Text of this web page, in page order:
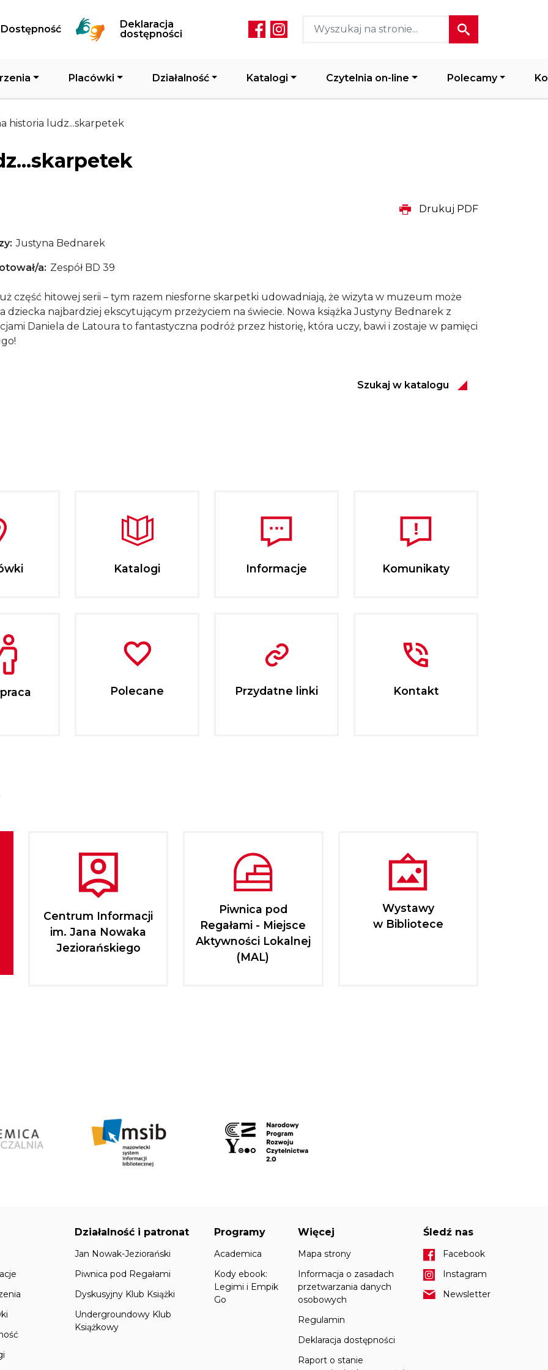
Dostępność
Deklaracja
dostępności
Social media header
Placówki Działalność Katalogi Czytelnia on-line Polecamy
historia ludz...skarpetek
Drukuj PDF
Justyna Bednarek
a Zespół BD 39
część hitowej serii – tym razem niesforne skarpetki udowadniają, że wizyta w muzeum może
dziecka najbardziej ekscytującym przeżyciem na świecie. Nowa książka Justyny Bednarek z
Daniela de Latoura to fantastyczna podróż przez historię, która uczy, bawi i zostaje w pamięci
Szukaj w katalogu
Katalogi Informacje Komunikaty
Polecane Przydatne linki Kontakt
Centrum Informacji
im. Jana Nowaka
Jeziorańskiego
Piwnica pod
Regałami - Miejsce
Aktywności Lokalnej
(MAL)
Wystawy
w Bibliotece
Działalność i patronat
Jan Nowak-Jeziorański
Piwnica pod Regałami
Dyskusyjny Klub Książki
Undergroundowy Klub
Książkowy
Programy
Academica
Kody ebook:
Legimi i Empik
Go
Więcej
Mapa strony
Informacja o zasadach
przetwarzania danych
osobowych
Regulamin
Deklaracja dostępności
Raport o stanie
Śledź nas
Facebook
Instagram
Newsletter